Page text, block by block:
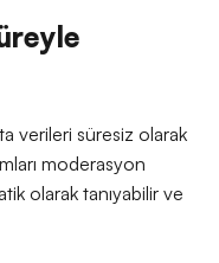
verileri süresiz olarak
moderasyon
olarak tanıyabilir ve